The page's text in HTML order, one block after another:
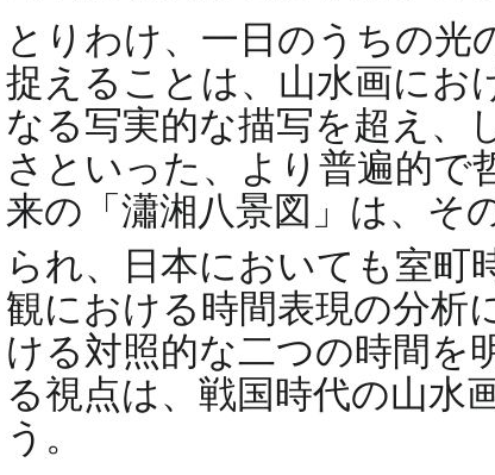
とりわけ、一日のうちの光
捉えることは、山水画にお
なる写実的な描写を超え、
さといった、より普遍的で
来の「瀟湘八景図」は、そ
られ、日本においても室町
観における時間表現の分析
ける対照的な二つの時間を
る視点は、戦国時代の山水
う。